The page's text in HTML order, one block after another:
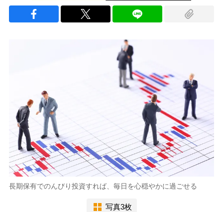
長期保有でのんびり投資すれば、毎日を心穏やかに過ごせる
写真3枚